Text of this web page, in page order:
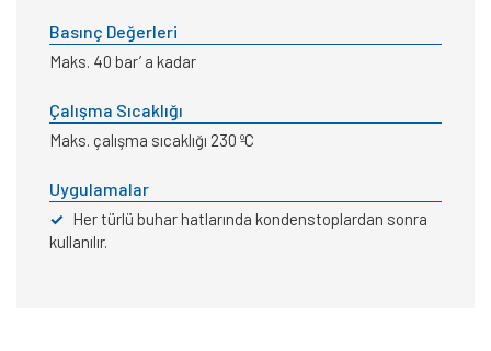
Basınç Değerleri
Maks. 40 bar’ a kadar
Çalışma Sıcaklığı
Maks. çalışma sıcaklığı 230 ºC
Uygulamalar
✓ Her türlü buhar hatlarında kondenstoplardan sonra
kullanılır.